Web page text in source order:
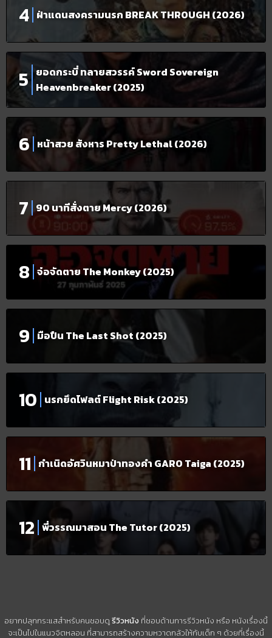
ฝ่าแดนสงครามนรก BREAK THROUGH (2026)
ยอดกระบี่ ทลายสวรรค์ Sword Sovereign
Heavenbreaker (2025)
หน้าสวย สังหาร Pretty Lethal (2026)
90 นาทีสั่งตาย Mercy (2026)
จ๋อจัดตาย The Monkey (2025)
มือปืน The Last Shot (2025)
นรกยึดไฟลต์ Flight Risk (2025)
กำเนิดอัศวินหมาป่าทองคำ GARO Taiga (2025)
พี่วรรณมาสอน The Tutor (2025)
อยากปลุกกระแสสำหรับคนชอบดูรีวิวหนัง ที่ชอบด้านการรีวิวหนัง หรือ หนังเรื่องนี้
จะเป็นไปในแนวจิตหลอน ที่สามารถสร้างความหวาดกลัวให้กับเด็ก ๆ ด้วยที่เรื่องนี้